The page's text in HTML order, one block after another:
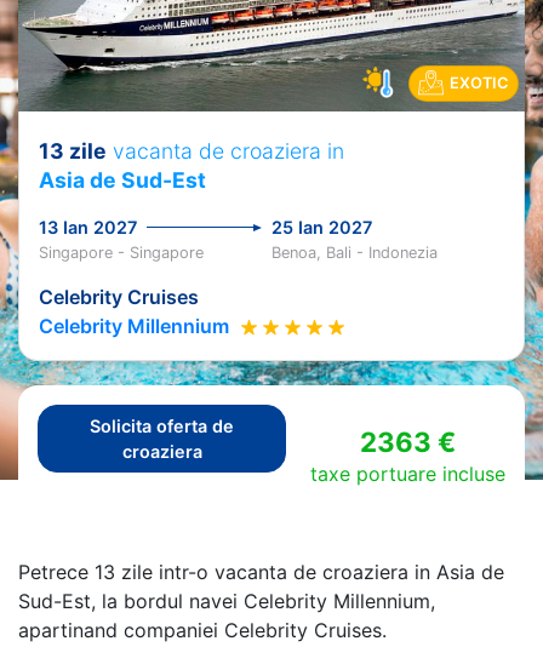
EXOTIC
13 zile vacanta de croaziera in
Asia de Sud-Est
13 Ian 2027 25 Ian 2027
Singapore - Singapore Benoa, Bali - Indonezia
Celebrity Cruises
Celebrity Millennium
Solicita oferta de
croaziera
2363 €
taxe portuare incluse
Petrece 13 zile intr-o vacanta de croaziera in Asia de
Sud-Est, la bordul navei Celebrity Millennium,
apartinand companiei Celebrity Cruises.